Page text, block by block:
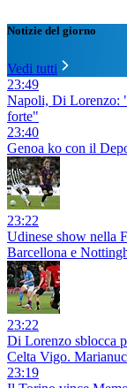
Notizie del giorno
Vedi tutti
23:49
Napoli, Di Lorenzo:
forte"
23:40
Genoa ko con il
23:22
Udinese show nella
Barcellona e
23:22
Di Lorenzo sblocca
Celta Vigo.
23:19